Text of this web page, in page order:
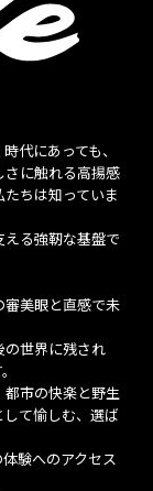
代にあっても、
に触れる高揚感
ちは知っていま
る強靭な基盤で
美眼と直感で未
の世界に残され
市の快楽と野生
して愉しむ、選ば
験へのアクセス